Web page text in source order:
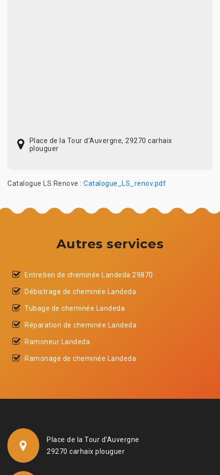
Place de la Tour d'Auvergne, 29270 carhaix
plouguer
Catalogue LS Renove : Catalogue_LS_renov.pdf
Autres services
Entretien de cheminée Landeda 29870
Débistrage de cheminée Landeda
Tubage de cheminée Landeda
Réparation de cheminée Landeda
Ramoneur Landeda
Ramonage de cheminée Landeda
Place de la Tour d'Auvergne
29270 carhaix plouguer